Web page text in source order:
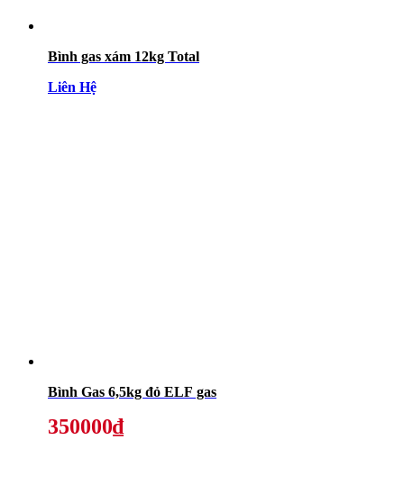
Bình gas xám 12kg Total
Liên Hệ
Bình Gas 6,5kg đỏ ELF gas
350000₫